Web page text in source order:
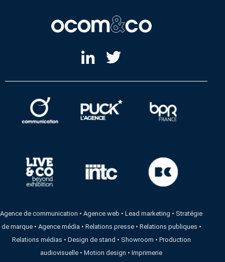
Agence de communication •Agence web •Lead marketing • Stratégie
de marque• Agence média • Relations presse• Relations publiques •
Relations médias • Design de stand • Showroom • Production
audiovisuelle •Motion design •Imprimerie